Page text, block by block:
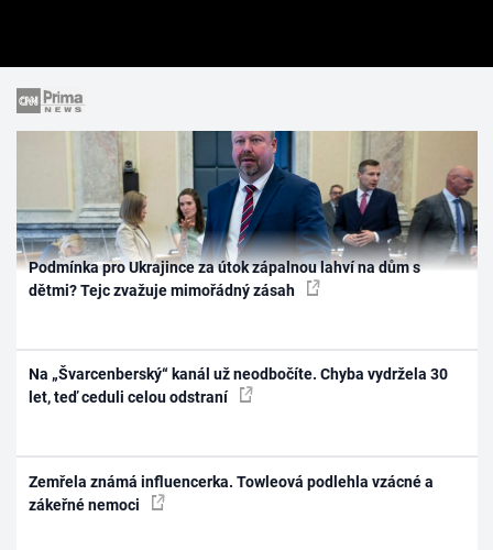
Podmínka pro Ukrajince za útok zápalnou lahví na dům s
dětmi? Tejc zvažuje mimořádný zásah
Na „Švarcenberský“ kanál už neodbočíte. Chyba vydržela 30
let, teď ceduli celou odstraní
Zemřela známá influencerka. Towleová podlehla vzácné a
zákeřné nemoci